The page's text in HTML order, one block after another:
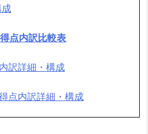
点内訳比較表
訳詳細・構成
点内訳詳細・構成